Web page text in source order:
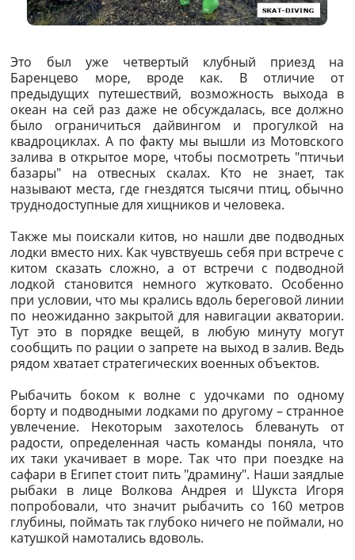
Это был уже четвертый клубный приезд на
Баренцево море, вроде как. В отличие от
предыдущих путешествий, возможность выхода в
океан на сей раз даже не обсуждалась, все должно
было ограничиться дайвингом и прогулкой на
квадроциклах. А по факту мы вышли из Мотовского
залива в открытое море, чтобы посмотреть "птичьи
базары" на отвесных скалах. Кто не знает, так
называют места, где гнездятся тысячи птиц, обычно
труднодоступные для хищников и человека.
Также мы поискали китов, но нашли две подводных
лодки вместо них. Как чувствуешь себя при встрече с
китом сказать сложно, а от встречи с подводной
лодкой становится немного жутковато. Особенно
при условии, что мы крались вдоль береговой линии
по неожиданно закрытой для навигации акватории.
Тут это в порядке вещей, в любую минуту могут
сообщить по рации о запрете на выход в залив. Ведь
рядом хватает стратегических военных объектов.
Рыбачить боком к волне с удочками по одному
борту и подводными лодками по другому – странное
увлечение. Некоторым захотелось блевануть от
радости, определенная часть команды поняла, что
их таки укачивает в море. Так что при поездке на
сафари в Египет стоит пить "драмину". Наши заядлые
рыбаки в лице Волкова Андрея и Шукста Игоря
попробовали, что значит рыбачить со 160 метров
глубины, поймать так глубоко ничего не поймали, но
катушкой намотались вдоволь.